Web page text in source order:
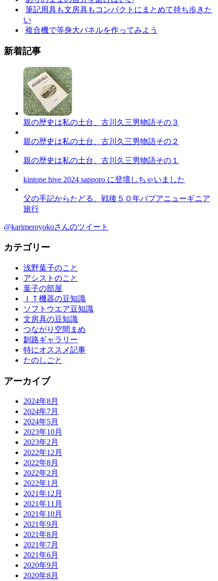
筆記用具も文房具もコンパクトにまとめて持ち歩きた
い
複合機で等身大パネルを作ってみよう
新着記事
親の歴史は私の土台、古川久三男物語その３
親の歴史は私の土台、古川久三男物語その２
親の歴史は私の土台、古川久三男物語その１
kintone hive 2024 sapporo に登壇しちゃいました
父の手記からたどる、戦後５０年パプアニューギニア
旅行
@karimeroyokoさんのツイート
カテゴリー
浅野葉子のこと
アシストのこと
葉子の部屋
ＩＴ機器の豆知識
ソフトウエア豆知識
文房具の豆知識
つながり空間まめ
釧路ギャラリー
特にオススメ記事
たのしごと
アーカイブ
2024年8月
2024年7月
2024年5月
2023年10月
2023年2月
2022年12月
2022年8月
2022年2月
2022年1月
2021年12月
2021年11月
2021年10月
2021年9月
2021年8月
2021年7月
2021年6月
2020年9月
2020年8月